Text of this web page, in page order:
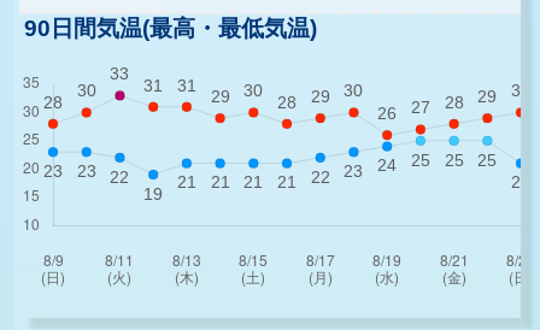
90日間気温(最高・最低気温)